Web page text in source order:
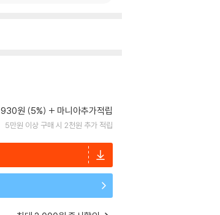
930원 (5%) 마니아추가적립
5만원 이상 구매 시 2천원 추가 적립